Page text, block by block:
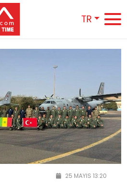
TR
25 MAYIS 13:20